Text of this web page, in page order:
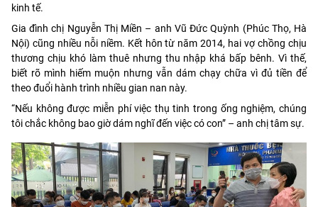
kinh tế.
Gia đình chị Nguyễn Thị Miền – anh Vũ Đức Quỳnh (Phúc Thọ, Hà
Nội) cũng nhiều nỗi niềm. Kết hôn từ năm 2014, hai vợ chồng chịu
thương chịu khó làm thuê nhưng thu nhập khá bấp bênh. Vì thế,
biết rõ mình hiếm muộn nhưng vẫn dám chạy chữa vì đủ tiền để
theo đuổi hành trình nhiều gian nan này.
“Nếu không được miễn phí việc thụ tinh trong ống nghiệm, chúng
tôi chắc không bao giờ dám nghĩ đến việc có con” – anh chị tâm sự.